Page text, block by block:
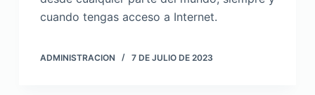
cuando tengas acceso a Internet.
ADMINISTRACION 7 DE JULIO DE 2023